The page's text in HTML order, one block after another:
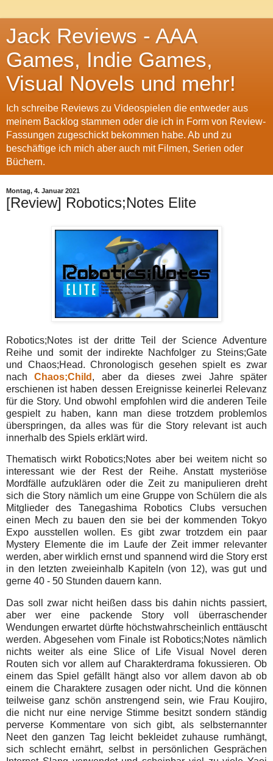
Jack Reviews - AAA
Games, Indie Games,
Visual Novels und mehr!
Ich schreibe Reviews zu Videospielen die entweder aus
meinem Backlog stammen oder die ich in Form von Review-
Fassungen zugeschickt bekommen habe. Ab und zu
beschäftige ich mich aber auch mit Filmen, Serien oder
Büchern.
Montag, 4. Januar 2021
[Review] Robotics;Notes Elite
Robotics;Notes ist der dritte Teil der Science Adventure
Reihe und somit der indirekte Nachfolger zu Steins;Gate
und Chaos;Head. Chronologisch gesehen spielt es zwar
nachChaos;Child , aber da dieses zwei Jahre später
erschienen ist haben dessen Ereignisse keinerlei Relevanz
für die Story. Und obwohl empfohlen wird die anderen Teile
gespielt zu haben, kann man diese trotzdem problemlos
überspringen, da alles was für die Story relevant ist auch
innerhalb des Spiels erklärt wird.
Thematisch wirkt Robotics;Notes aber bei weitem nicht so
interessant wie der Rest der Reihe. Anstatt mysteriöse
Mordfälle aufzuklären oder die Zeit zu manipulieren dreht
sich die Story nämlich um eine Gruppe von Schülern die als
Mitglieder des Tanegashima Robotics Clubs versuchen
einen Mech zu bauen den sie bei der kommenden Tokyo
Expo ausstellen wollen. Es gibt zwar trotzdem ein paar
Mystery Elemente die im Laufe der Zeit immer relevanter
werden, aber wirklich ernst und spannend wird die Story erst
in den letzten zweieinhalb Kapiteln (von 12), was gut und
gerne 40 - 50 Stunden dauern kann.
Das soll zwar nicht heißen dass bis dahin nichts passiert,
aber wer eine packende Story voll überraschender
Wendungen erwartet dürfte höchstwahrscheinlich enttäuscht
werden. Abgesehen vom Finale ist Robotics;Notes nämlich
nichts weiter als eine Slice of Life Visual Novel deren
Routen sich vor allem auf Charakterdrama fokussieren. Ob
einem das Spiel gefällt hängt also vor allem davon ab ob
einem die Charaktere zusagen oder nicht. Und die können
teilweise ganz schön anstrengend sein, wie Frau Koujiro,
die nicht nur eine nervige Stimme besitzt sondern ständig
perverse Kommentare von sich gibt, als selbsternannter
Neet den ganzen Tag leicht bekleidet zuhause rumhängt,
sich schlecht ernährt, selbst in persönlichen Gesprächen